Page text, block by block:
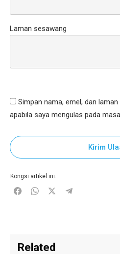
Laman sesawang
Simpan nama, emel, dan
apabila saya mengulas pada
Kirim
Kongsi artikel ini:
Related